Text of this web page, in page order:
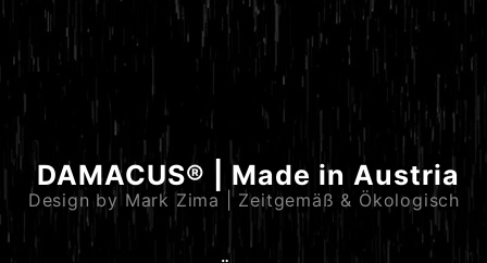
DAMACUS® | Made in Austria
Design by Mark Zima | Zeitgemäß & Ökologisch